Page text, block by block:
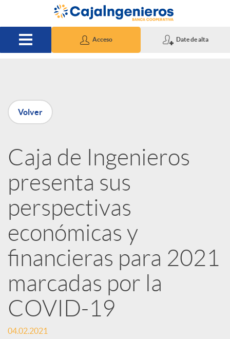
Saltar al contenido principal
Acceso Date de alta
P
u
b
l
i
c
a
d
Volver
Caja de Ingenieros
presenta sus
perspectivas
económicas y
financieras para 2021
marcadas por la
COVID-19
04.02.2021